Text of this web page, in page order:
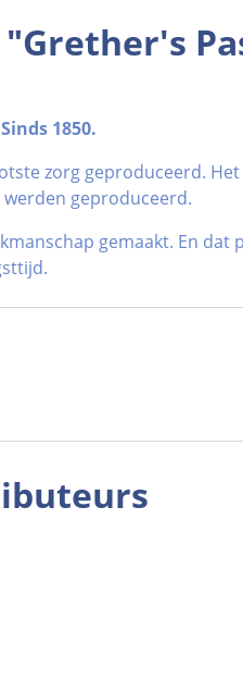
1850.
zorg geproduceerd.
geproduceerd.
gemaakt. En